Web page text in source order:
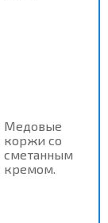
Медовые
коржи со
сметанным
кремом.